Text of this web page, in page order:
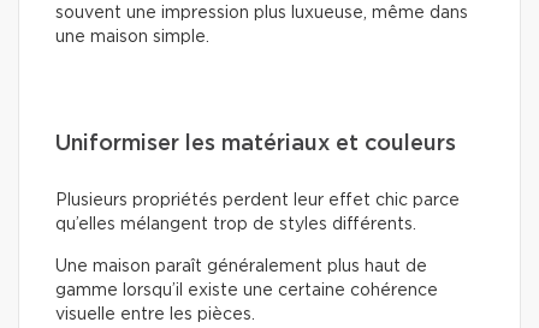
souvent une impression plus luxueuse, même dans
une maison simple.
Uniformiser les matériaux et couleurs
Plusieurs propriétés perdent leur effet chic parce
qu’elles mélangent trop de styles différents.
Une maison paraît généralement plus haut de
gamme lorsqu’il existe une certaine cohérence
visuelle entre les pièces.